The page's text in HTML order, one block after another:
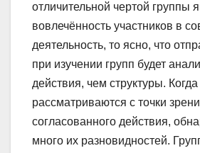
отличительной чертой группы
вовлечённость участников в
деятельность, то ясно, что
при изучении групп будет
действия, чем структуры.
рассматриваются с точки
согласованного действия,
много их разновидностей.